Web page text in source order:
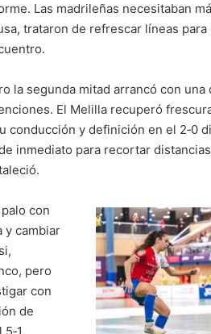
Las madrileñas necesitaban
trataron de refrescar líneas
la segunda mitad arrancó con una
El Melilla recuperó
conducción y definición en el 2‑0
inmediato para recortar
con
y cambiar
pero
con
de